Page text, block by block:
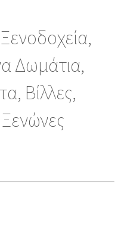
Δωμάτια,
Βίλλες,